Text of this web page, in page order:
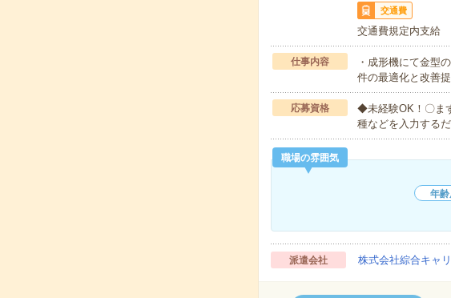
交通費
交通費規定内支給
仕事内容
・成形機にて金型
件の最適化と改善
応募資格
◆未経験OK！〇ま
種などを入力する
職場の雰囲気
年齢
派遣会社 株式会社綜合キャ